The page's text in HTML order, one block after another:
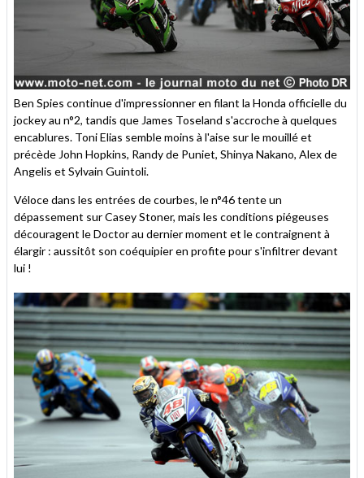
Ben Spies continue d'impressionner en filant la Honda officielle du
jockey au n°2, tandis que James Toseland s'accroche à quelques
encablures. Toni Elias semble moins à l'aise sur le mouillé et
précède John Hopkins, Randy de Puniet, Shinya Nakano, Alex de
Angelis et Sylvain Guintoli.
Véloce dans les entrées de courbes, le n°46 tente un
dépassement sur Casey Stoner, mais les conditions piégeuses
découragent le Doctor au dernier moment et le contraignent à
élargir : aussitôt son coéquipier en profite pour s'infiltrer devant
lui !